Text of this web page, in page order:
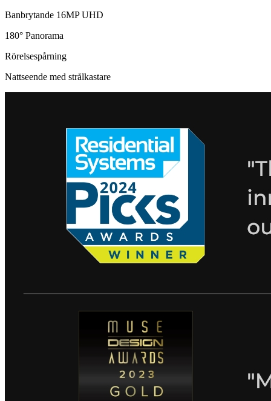
Banbrytande 16MP UHD
180° Panorama
Rörelsespårning
Nattseende med strålkastare